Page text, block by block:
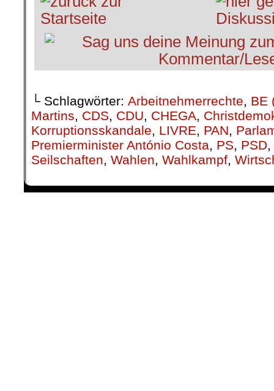
└ Schlagwörter: Arbeitnehmerrechte, BE
Martins, CDS, CDU, CHEGA,
Korruptionsskandale, LIVRE, PAN,
Premierminister António Costa, PS, PSD,
Seilschaften, Wahlen, Wahlkampf,